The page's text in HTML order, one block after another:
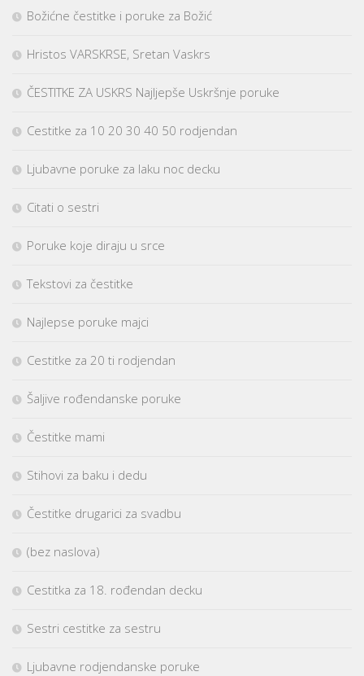
Božićne čestitke i poruke za Božić
Hristos VARSKRSE, Sretan Vaskrs
ČESTITKE ZA USKRS Najljepše Uskršnje poruke
Cestitke za 10 20 30 40 50 rodjendan
Ljubavne poruke za laku noc decku
Citati o sestri
Poruke koje diraju u srce
Tekstovi za čestitke
Najlepse poruke majci
Cestitke za 20 ti rodjendan
Šaljive rođendanske poruke
Čestitke mami
Stihovi za baku i dedu
Čestitke drugarici za svadbu
(bez naslova)
Cestitka za 18. rođendan decku
Sestri cestitke za sestru
Ljubavne rodjendanske poruke